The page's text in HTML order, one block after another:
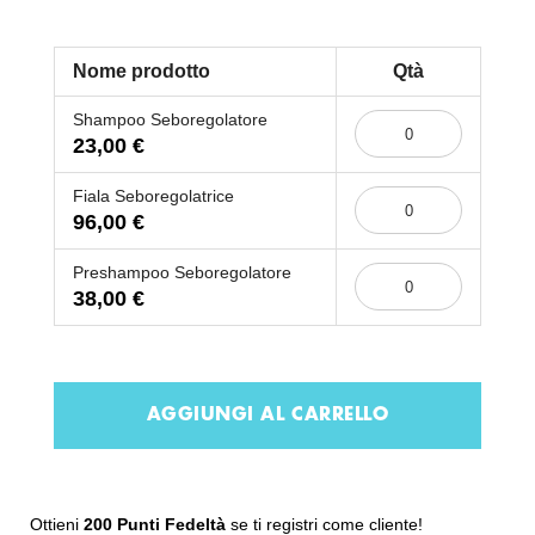
Elementi
prodotti
Nome prodotto Qtà
Shampoo Seboregolatore
23,00 €
Fiala Seboregolatrice
96,00 €
Preshampoo Seboregolatore
38,00 €
AGGIUNGI AL CARRELLO
Ottieni 200 Punti Fedeltà se ti registri come cliente!